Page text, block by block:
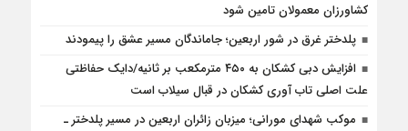
کشاورزان معمولان تامین شود
پلدختر غرق در شور اربعین؛ جاماندگان مسیر عشق را پیمودند
افزایش دبی کشکان به ۴۵۰ مترمکعب بر ثانیه/دایک حفاظتی
علت اصلی تاب آوری کشکان در قبال سیلاب است
موکب شهدای مورانی؛ میزبان زائران اربعین در مسیر پلدختر ـ